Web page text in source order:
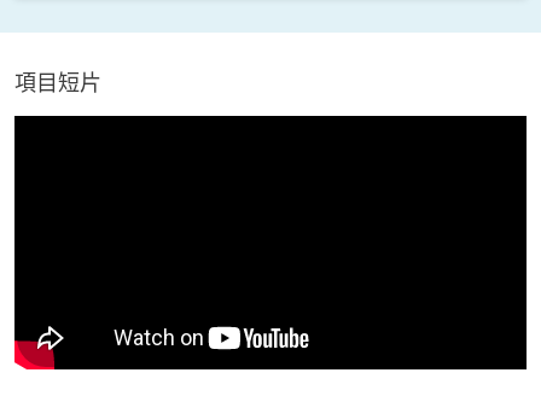
項目短片